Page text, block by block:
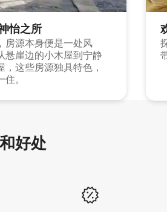
怡之所
房源本身便是一处风
悬崖边的小木屋到宁静
，这些房源独具特色，
。
好处